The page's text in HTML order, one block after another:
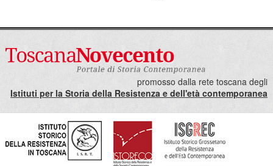
promosso dalla rete toscana degli
Istituti per la Storia della Resistenza e dell'età contemporanea